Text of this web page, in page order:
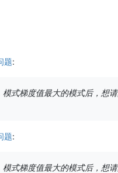
题:
式梯度值最大的模式后，想
题:
式梯度值最大的模式后，想